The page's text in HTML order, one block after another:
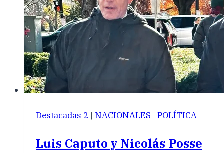
Destacadas 2 | NACIONALES | POLÍTICA
Luis Caputo y Nicolás Posse